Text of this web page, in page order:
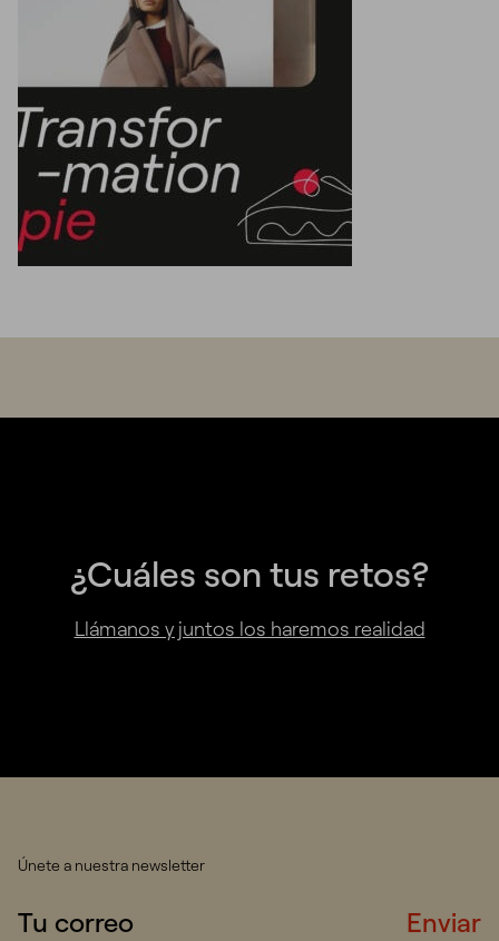
¿Cuáles son tus retos?
Llámanos y juntos los haremos realidad
Únete a nuestra newsletter
Enviar